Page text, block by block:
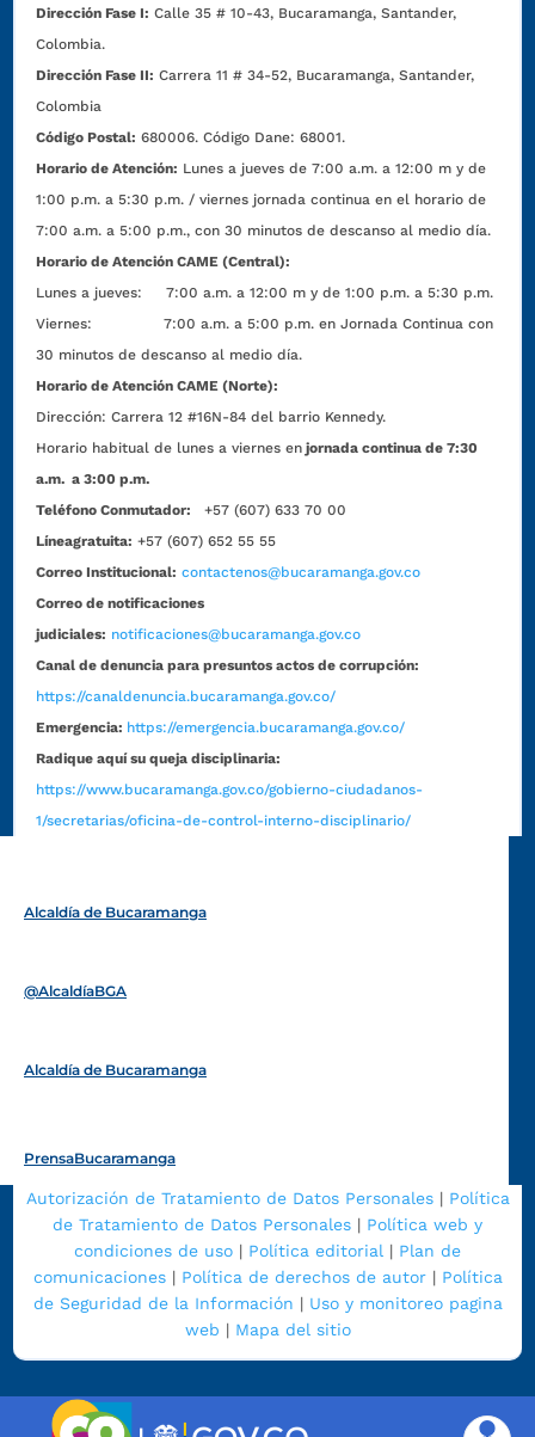
Dirección Fase I: Calle 35 # 10-43, Bucaramanga, Santander,
Colombia.
Dirección Fase II: Carrera 11 # 34-52, Bucaramanga, Santander,
Colombia
Código Postal: 680006. Código Dane: 68001.
Horario de Atención: Lunes a jueves de 7:00 a.m. a 12:00 m y de
1:00 p.m. a 5:30 p.m. / viernes jornada continua en el horario de
7:00 a.m. a 5:00 p.m., con 30 minutos de descanso al medio día.
Horario de Atención CAME (Central):
Lunes a jueves: 7:00 a.m. a 12:00 m y de 1:00 p.m. a 5:30 p.m.
Viernes: 7:00 a.m. a 5:00 p.m. en Jornada Continua con
30 minutos de descanso al medio día.
Horario de Atención CAME (Norte):
Dirección:Carrera 12 #16N-84 del barrio Kennedy.
Horario habitual de lunes a viernes en jornada continua de 7:30
a.m. a 3:00 p.m.
Teléfono Conmutador:
+57 (607) 633 70 00
Líneagratuita: +57 (607) 652 55 55
Correo Institucional: contactenos@bucaramanga.gov.co
Correo de notificaciones
judiciales: notificaciones@bucaramanga.gov.co
Canal de denuncia para presuntos actos de corrupción:
https://canaldenuncia.bucaramanga.gov.co/
Emergencia: https://emergencia.bucaramanga.gov.co/
Radique aquí su queja disciplinaria:
https://www.bucaramanga.gov.co/gobierno-ciudadanos-
1/secretarias/oficina-de-control-interno-disciplinario/
Alcaldía de Bucaramanga
@AlcaldíaBGA
Alcaldía de Bucaramanga
PrensaBucaramanga
Autorización de Tratamiento de Datos Personales| Política
de Tratamiento de Datos Personales | Política web y
condiciones de uso | Política editorial | Plan de
comunicaciones| Política de derechos de autor| Política
de Seguridad de la Información | Uso y monitoreo pagina
web | Mapa del sitio